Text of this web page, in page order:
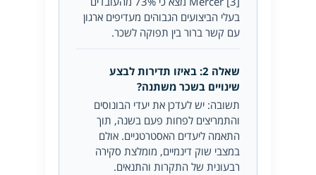
בעלי הביצועים הגבוהים מעדיפים ארגון
עם קשר ברור בין תפוקה לשכר.
שאלה 2: באיזו תדירות לבצע
שינויים בשכר משתנה?
תשובה: יש לעדכן את יעדי הבונוסים
והתמריצים לפחות פעם בשנה, תוך
התאמה ליעדים האסטרטגיים. אולם
במצבי שוק דינמיים, מומלצת סקירה
רבעונית של התקרות והתנאים.